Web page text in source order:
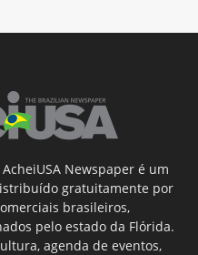
Newspaper é um
gratuitamente por
brasileiros,
pelo estado da Flórida.
agenda de eventos,